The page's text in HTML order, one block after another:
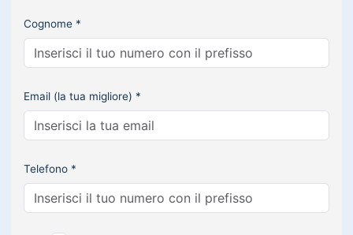
Cognome *
Email (la tua migliore) *
Telefono *